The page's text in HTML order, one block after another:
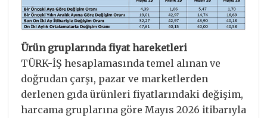
Ürün gruplarında fiyat hareketleri
TÜRK-İŞ hesaplamasında temel alınan ve
doğrudan çarşı, pazar ve marketlerden
derlenen gıda ürünleri fiyatlarındaki değişim,
harcama gruplarına göre Mayıs 2026 itibarıyla